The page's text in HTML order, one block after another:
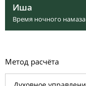
Иша
Время ночного намаза
Метод расчёта